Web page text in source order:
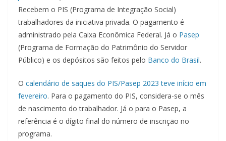
Recebem o PIS (Programa de Integração Social)
trabalhadores da iniciativa privada. O pagamento é
administrado pela Caixa Econômica Federal. Já o Pasep
(Programa de Formação do Patrimônio do Servidor
Público) e os depósitos são feitos pelo Banco do Brasil.
O calendário de saques do PIS/Pasep 2023 teve início em
fevereiro. Para o pagamento do PIS, considera-se o mês
de nascimento do trabalhador. Já o para o Pasep, a
referência é o dígito final do número de inscrição no
programa.